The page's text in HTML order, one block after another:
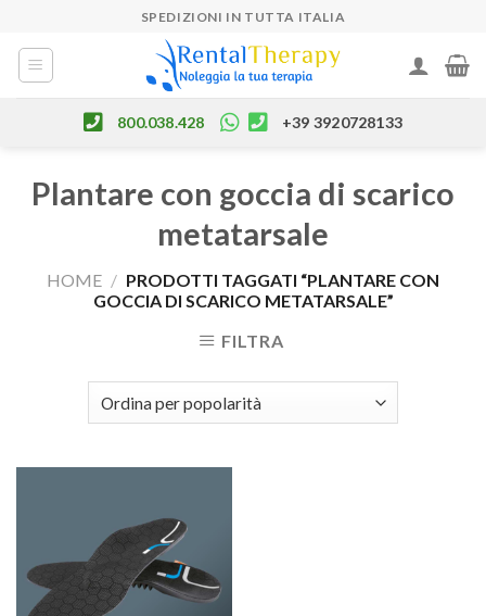
content
SPEDIZIONI IN TUTTA ITALIA
800.038.428 +39 3920728133
Plantare con goccia di scarico
metatarsale
HOME / PRODOTTI TAGGATI “PLANTARE CON
GOCCIA DI SCARICO METATARSALE”
FILTRA